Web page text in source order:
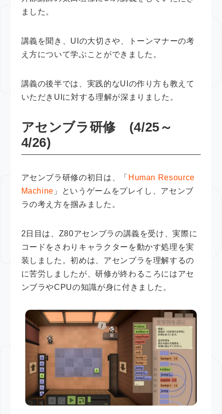
ました。
講義を聞き、UIの大切さや、トーンマナーの考
え方について学ぶことができました。
講義の後半では、実践的なUIの作り方も教えて
いただきUIに対する理解が深まりました。
アセンブラ研修 (4/25～
4/26)
アセンブラ研修の初日は、「 Human Resource
Machine 」というゲームをプレイし、アセンブ
ラの考え方を掴みました。
2日目は、Z80アセンブラの講義を受け、実際に
コードをさわりキャラクターを動かす処理を実
装しました。初めは、アセンブラを理解するの
に苦労しましたが、研修が終わるころにはアセ
ンブラやCPUの知識が身に付きました。